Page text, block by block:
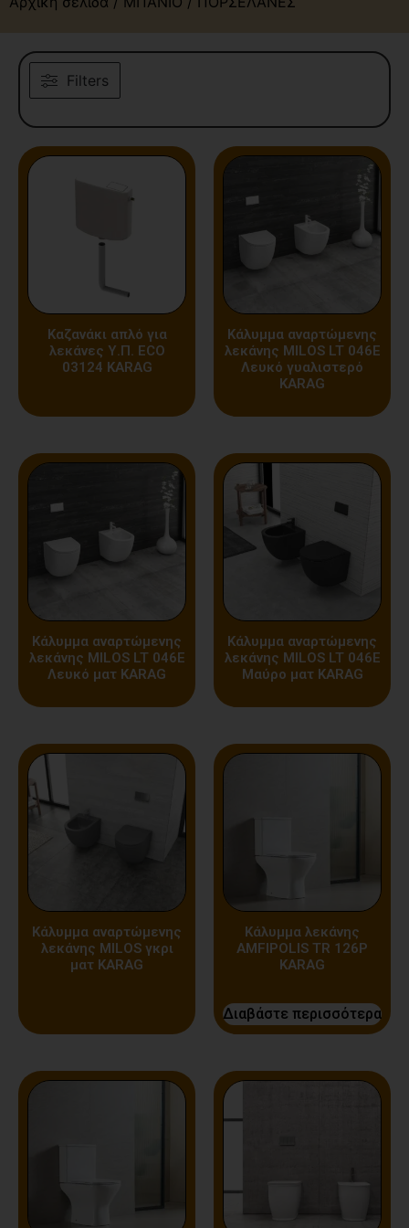
Filters
Καζανάκι απλό για
λεκάνες Υ.Π. ECO
03124 KARAG
Κάλυμμα αναρτώμενης
λεκάνης MILOS LT 046E
Λευκό γυαλιστερό
KARAG
Κάλυμμα αναρτώμενης
λεκάνης MILOS LT 046E
Λευκό ματ KARAG
Κάλυμμα αναρτώμενης
λεκάνης MILOS LT 046E
Μαύρο ματ KARAG
Κάλυμμα αναρτώμενης
λεκάνης MILOS γκρι
ματ KARAG
Κάλυμμα λεκάνης
AMFIPOLIS TR 126P
KARAG
Διαβάστε περισσότερα